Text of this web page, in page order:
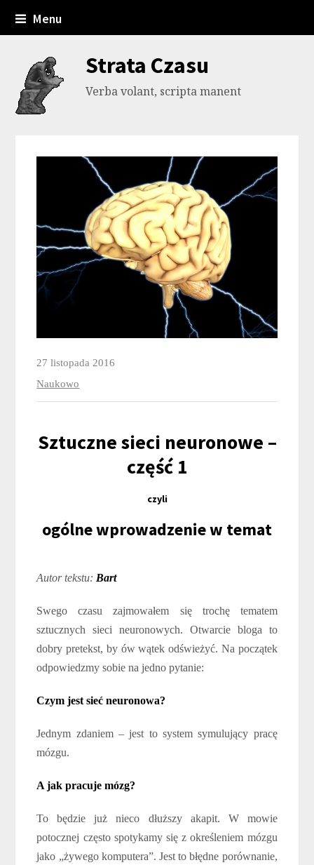
Menu
Strata Czasu
Verba volant, scripta manent
27 listopada 2016
Naukowo
Sztuczne sieci neuronowe –
część 1
czyli
ogólne wprowadzenie w temat
Autor tekstu:Bart
Swego czasu zajmowałem się trochę tematem
sztucznych sieci neuronowych. Otwarcie bloga to
dobry pretekst, by ów wątek odświeżyć. Na początek
odpowiedzmy sobie na jedno pytanie:
Czym jest sieć neuronowa?
Jednym zdaniem – jest to system symulujący pracę
mózgu.
A jak pracuje mózg?
To będzie już nieco dłuższy akapit. W mowie
potocznej często spotykamy się z określeniem mózgu
jako „żywego komputera”. Jest to błędne porównanie,